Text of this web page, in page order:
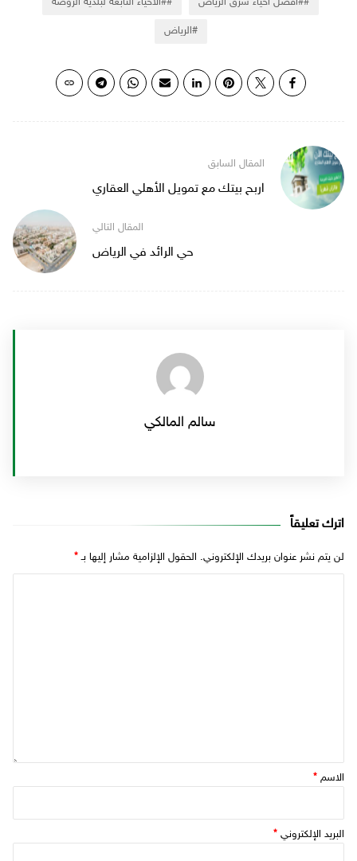
الرياض
اربح بيتك مع تمويل الأهلي العقاري
حي الرائد في الرياض
سالم المالكي
اترك تعليقاً
لن يتم نشر عنوان بريدك الإلكتروني. الحقول الإلزامية مشار إليها بـ*
الاسم *
البريد الإلكتروني *